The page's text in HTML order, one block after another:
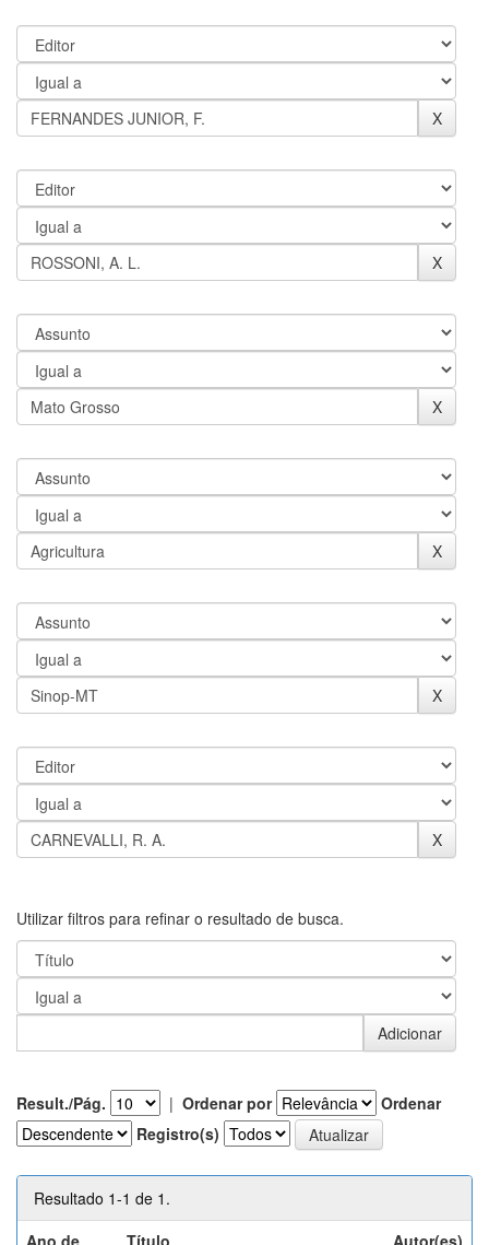
Utilizar filtros para refinar o resultado de busca.
Result./Pág. | Ordenar por
Ordenar
Registro(s)
Resultado 1-1 de 1.
Ano de
Título Autor(es)